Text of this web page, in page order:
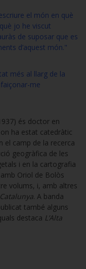
el món en què
jo he viscut
de suposar que es
d’aquest món."
més al llarg de la
me
és doctor en
ha estat catedràtic
el camp de la recerca
geogràfica de les
i en la cartografia
Oriol de Bolòs
volums, i, amb altres
. A banda
també alguns
destaca L’Alta